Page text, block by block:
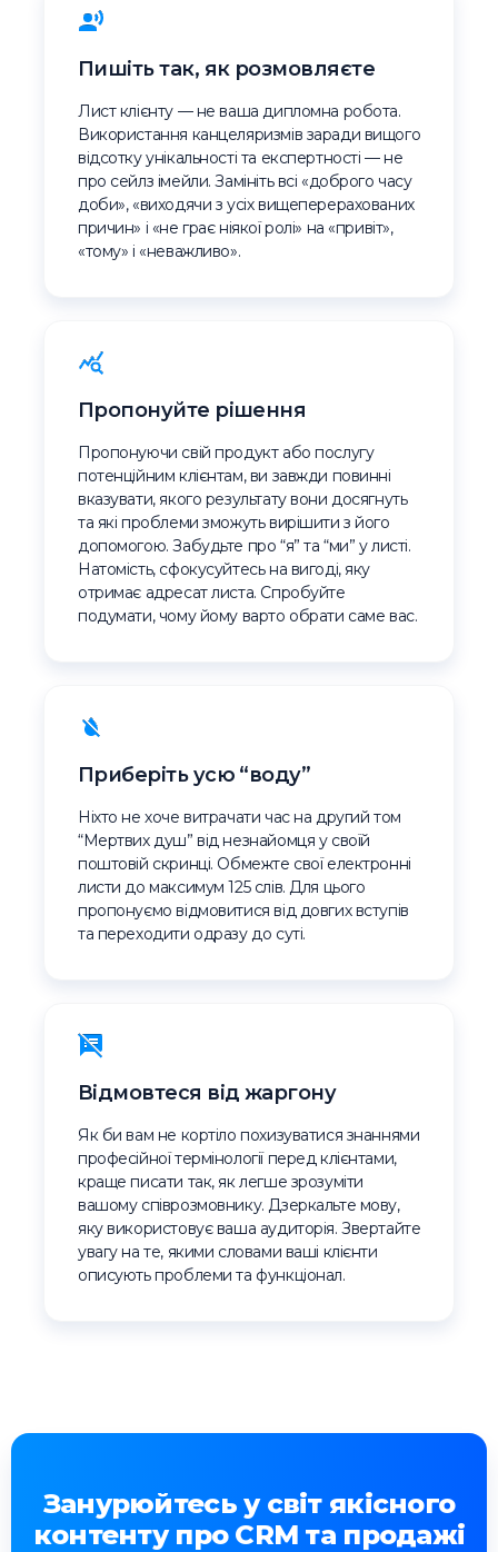
Пишіть так, як розмовляєте
Лист клієнту — не ваша дипломна робота.
Використання канцеляризмів заради вищого
відсотку унікальності та експертності — не
про сейлз імейли. Замініть всі «доброго часу
доби», «виходячи з усіх вищеперерахованих
причин» і «не грає ніякої ролі» на «привіт»,
«тому» і «неважливо».
Пропонуйте рішення
Пропонуючи свій продукт або послугу
потенційним клієнтам, ви завжди повинні
вказувати, якого результату вони досягнуть
та які проблеми зможуть вирішити з його
допомогою. Забудьте про “я” та “ми” у листі.
Натомість, сфокусуйтесь на вигоді, яку
отримає адресат листа. Спробуйте
подумати, чому йому варто обрати саме вас.
Приберіть усю “воду”
Ніхто не хоче витрачати час на другий том
“Мертвих душ” від незнайомця у своїй
поштовій скринці. Обмежте свої електронні
листи до максимум 125 слів. Для цього
пропонуємо відмовитися від довгих вступів
та переходити одразу до суті.
Відмовтеся від жаргону
Як би вам не кортіло похизуватися знаннями
професійної термінології перед клієнтами,
краще писати так, як легше зрозуміти
вашому співрозмовнику. Дзеркальте мову,
яку використовує ваша аудиторія. Звертайте
увагу на те, якими словами ваші клієнти
описують проблеми та функціонал.
Занурюйтесь у світ якісного
контенту про CRM та продажі